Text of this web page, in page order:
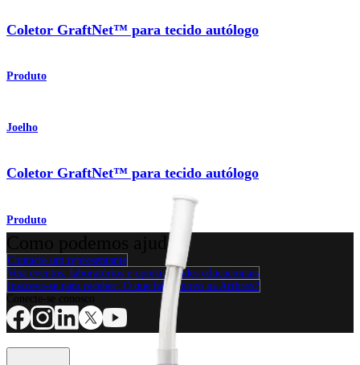
Coletor GraftNet™ para tecido autólogo
Produto
Joelho
Coletor GraftNet™ para tecido autólogo
Produto
Como podemos ajudar?
Contacte um representante
Veja eventos, laboratórios e oportunidades educacionais
Inscreva-se para receber: O que há de novo na Arthrex?